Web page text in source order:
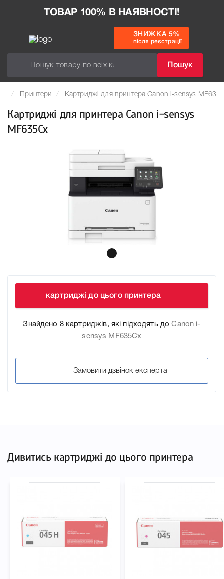
ТОВАР 100% В НАЯВНОСТІ!
Пошук
ЗНИЖКА 5%
після реєстрації
Принтери Картриджі для принтера Canon i-sensys
Картриджі для принтера Canon i-sensys
MF635Cx
картриджі до цього принтера
Знайдено 8 картриджів, які підходять доCanon i-
sensys MF635Cx
Замовити дзвінок експерта
Дивитись картриджі до цього принтера